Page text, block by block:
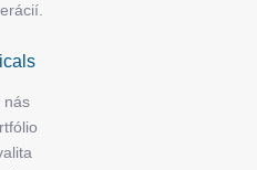
nás